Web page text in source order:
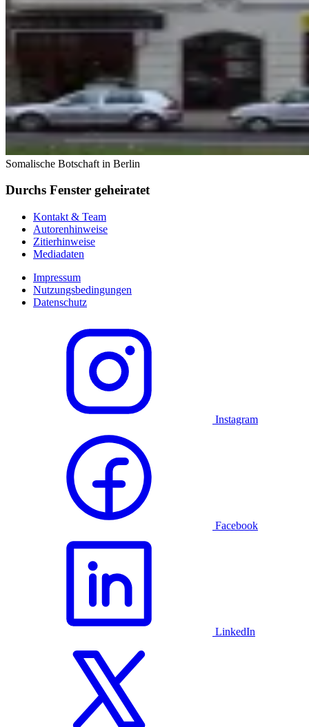
Somalische Botschaft in Berlin
Durchs Fenster geheiratet
Kontakt & Team
Autorenhinweise
Zitierhinweise
Mediadaten
Impressum
Nutzungsbedingungen
Datenschutz
Instagram
Facebook
LinkedIn